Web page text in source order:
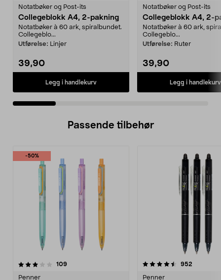
Notatbøker og Post-its
Collegeblokk A4, 2-pakning
Notatbøker à 60 ark, spiralbundet.
Collegeblo...
Utførelse: Linjer
39,90
Legg i handlekurv
Notatbøker og Post-its
Collegeblokk A4, 2-
Notatbøker à 60 ark,
Collegeblo...
Utførelse: Ruter
39,90
Legg i handlekurv
Passende tilbehør
-50%
109anmeldelser
Penner
4.5av 5 stjerner 952
Penner
3.5av 5 stjerner